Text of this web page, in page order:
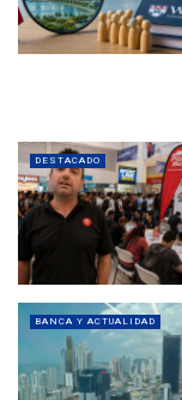
DESTACADO
BANCA Y ACTUALIDAD